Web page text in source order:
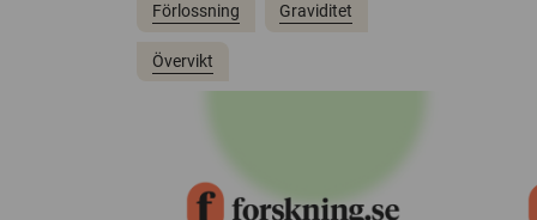
Förlossning Graviditet
Övervikt